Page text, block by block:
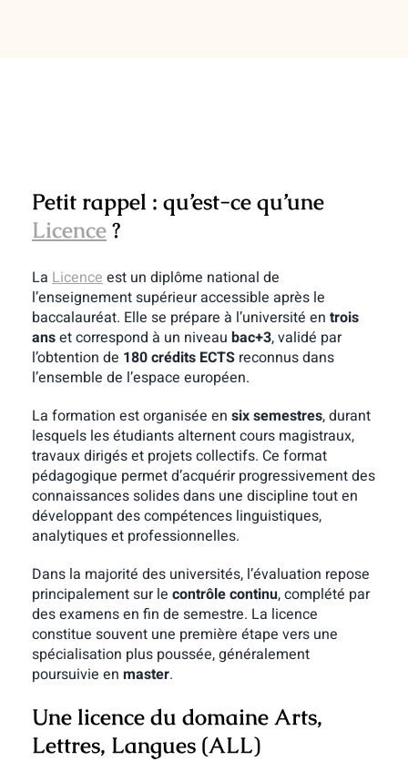
Petit rappel : qu’est-ce qu’une
Licence?
La Licenceest un diplôme national de
l’enseignement supérieur accessible après le
baccalauréat. Elle se prépare à l’université en trois
anset correspond à un niveau bac+3, validé par
l’obtention de 180 crédits ECTSreconnus dans
l’ensemble de l’espace européen.
La formation est organisée en six semestres, durant
lesquels les étudiants alternent cours magistraux,
travaux dirigés et projets collectifs. Ce format
pédagogique permet d’acquérir progressivement des
connaissances solides dans une discipline tout en
développant des compétences linguistiques,
analytiques et professionnelles.
Dans la majorité des universités, l’évaluation repose
principalement sur le contrôle continu, complété par
des examens en fin de semestre. La licence
constitue souvent une première étape vers une
spécialisation plus poussée, généralement
poursuivie en master.
Une licence du domaine Arts,
Lettres, Langues (ALL)